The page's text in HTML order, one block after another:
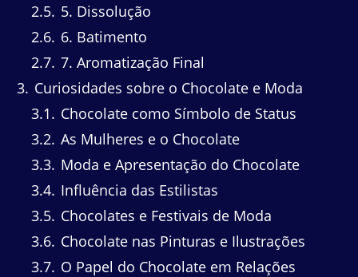
2.5 5. Dissolução
2.6 6. Batimento
2.7 7. Aromatização Final
3 Curiosidades sobre o Chocolate e Moda
3.1
Chocolate como Símbolo de Status
3.2 As Mulheres e o Chocolate
3.3 Moda e Apresentação do Chocolate
3.4 Influência das Estilistas
3.5 Chocolates e Festivais de Moda
3.6 Chocolate nas Pinturas e Ilustrações
3.7 O Papel do Chocolate em Relações